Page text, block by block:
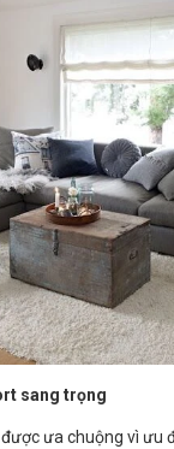
sang trọng
ưa chuộng vì ưu